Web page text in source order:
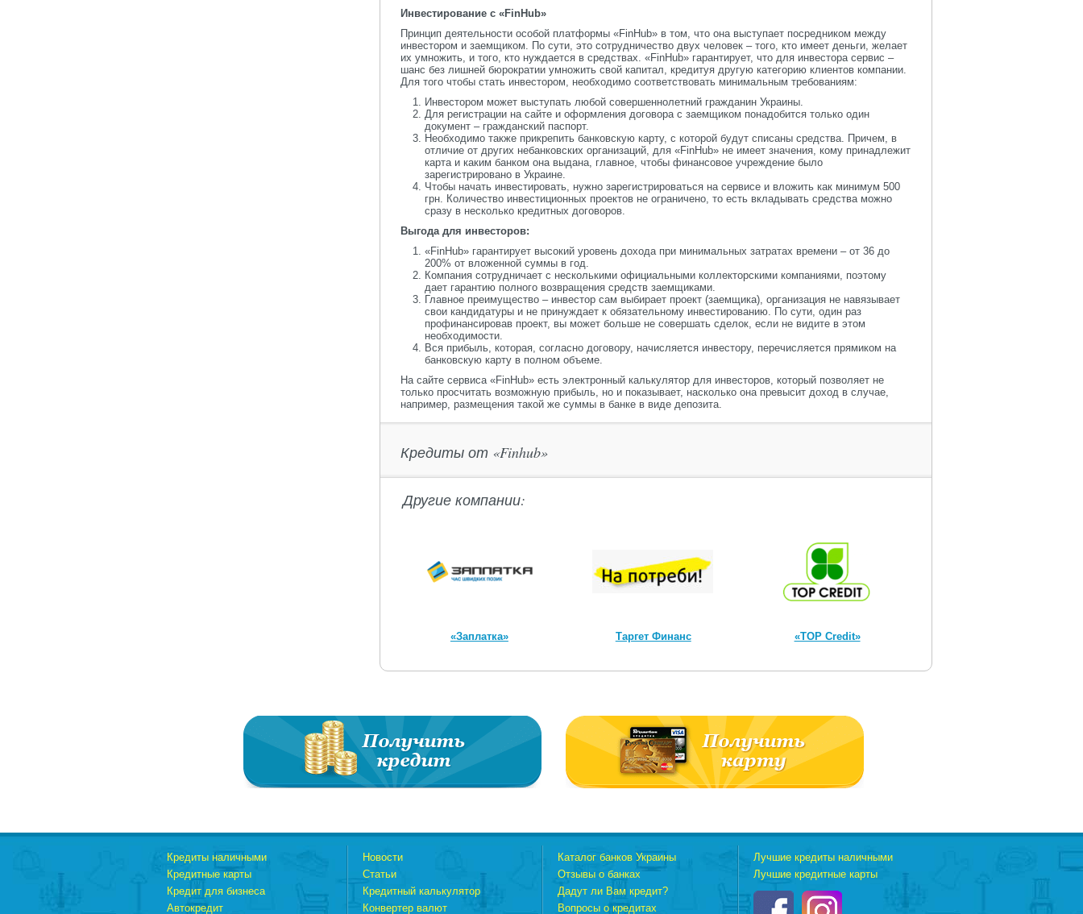
Инвестирование с «FinHub»
Принцип деятельности особой платформы «FinHub» в том, что она выступает посредником между
инвестором и заемщиком. По сути, это сотрудничество двух человек – того, кто имеет деньги, желает
их умножить, и того, кто нуждается в средствах. «FinHub» гарантирует, что для инвестора сервис –
шанс без лишней бюрократии умножить свой капитал, кредитуя другую категорию клиентов компании.
Для того чтобы стать инвестором, необходимо соответствовать минимальным требованиям:
Инвестором может выступать любой совершеннолетний гражданин Украины.
Для регистрации на сайте и оформления договора с заемщиком понадобится только один
документ – гражданский паспорт.
Необходимо также прикрепить банковскую карту, с которой будут списаны средства. Причем, в
отличие от других небанковских организаций, для «FinHub» не имеет значения, кому принадлежит
карта и каким банком она выдана, главное, чтобы финансовое учреждение было
зарегистрировано в Украине.
Чтобы начать инвестировать, нужно зарегистрироваться на сервисе и вложить как минимум 500
грн. Количество инвестиционных проектов не ограничено, то есть вкладывать средства можно
сразу в несколько кредитных договоров.
Выгода для инвесторов:
«FinHub» гарантирует высокий уровень дохода при минимальных затратах времени – от 36 до
200% от вложенной суммы в год.
Компания сотрудничает с несколькими официальными коллекторскими компаниями, поэтому
дает гарантию полного возвращения средств заемщиками.
Главное преимущество – инвестор сам выбирает проект (заемщика), организация не навязывает
свои кандидатуры и не принуждает к обязательному инвестированию. По сути, один раз
профинансировав проект, вы может больше не совершать сделок, если не видите в этом
необходимости.
Вся прибыль, которая, согласно договору, начисляется инвестору, перечисляется прямиком на
банковскую карту в полном объеме.
На сайте сервиса «FinHub» есть электронный калькулятор для инвесторов, который позволяет не
только просчитать возможную прибыль, но и показывает, насколько она превысит доход в случае,
например, размещения такой же суммы в банке в виде депозита.
Кредиты от «Finhub»
Другие компании:
«Заплатка» Таргет Финанс «TOP Credit»
Кредиты наличными
Кредитные карты
Кредит для бизнеса
Автокредит
Новости
Статьи
Кредитный калькулятор
Конвертер валют
Каталог банков Украины
Отзывы о банках
Дадут ли Вам кредит?
Вопросы о кредитах
Лучшие кредиты наличными
Лучшие кредитные карты